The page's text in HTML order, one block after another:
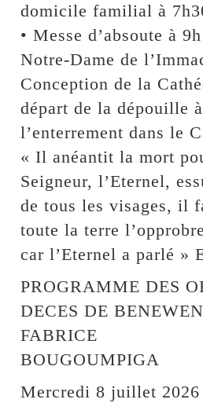
domicile familial à
• Messe d’absoute à
Notre-Dame de
Conception de la
départ de la dépouille
l’enterrement dans le
« Il anéantit la mort
Seigneur, l’Eternel,
de tous les visages, il
toute la terre
car l’Eternel a parlé »
PROGRAMME DES
DECES DE
FABRICE
BOUGOUMPIGA
Mercredi 8 juillet